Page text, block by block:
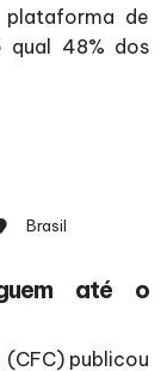
plataforma de
qual 48% dos
Brasil
até o
(CFC) publicou